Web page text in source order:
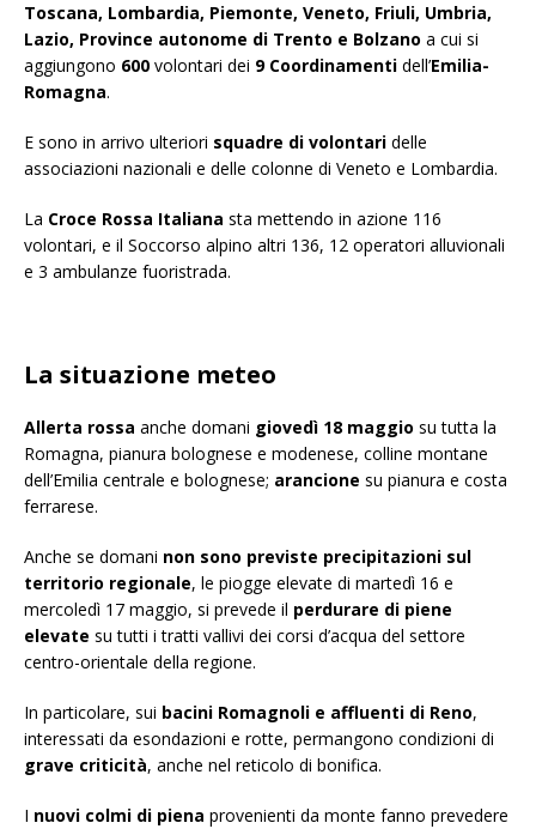
Toscana, Lombardia, Piemonte, Veneto, Friuli, Umbria,
Lazio, Province autonome di Trento e Bolzano a cui si
aggiungono 600 volontari dei 9 Coordinamenti dell’Emilia-
Romagna.
E sono in arrivo ulteriori squadre di volontari delle
associazioni nazionali e delle colonne di Veneto e Lombardia.
La Croce Rossa Italiana sta mettendo in azione 116
volontari, e il Soccorso alpino altri 136, 12 operatori alluvionali
e 3 ambulanze fuoristrada.
La situazione meteo
Allerta rossa anche domani giovedì 18 maggio su tutta la
Romagna, pianura bolognese e modenese, colline montane
dell’Emilia centrale e bolognese; arancione su pianura e costa
ferrarese.
Anche se domani non sono previste precipitazioni sul
territorio regionale, le piogge elevate di martedì 16 e
mercoledì 17 maggio, si prevede il perdurare di piene
elevate su tutti i tratti vallivi dei corsi d’acqua del settore
centro-orientale della regione.
In particolare, sui bacini Romagnoli e affluenti di Reno,
interessati da esondazioni e rotte, permangono condizioni di
grave criticità, anche nel reticolo di bonifica.
I nuovi colmi di piena provenienti da monte fanno prevedere